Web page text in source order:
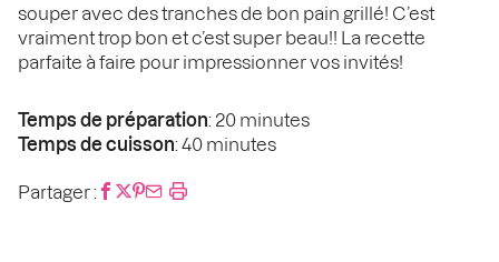
souper avec des tranches de bon pain grillé! C’est
vraiment trop bon et c’est super beau!! La recette
parfaite à faire pour impressionner vos invités!
Temps de préparation: 20 minutes
Temps de cuisson: 40 minutes
Partager :